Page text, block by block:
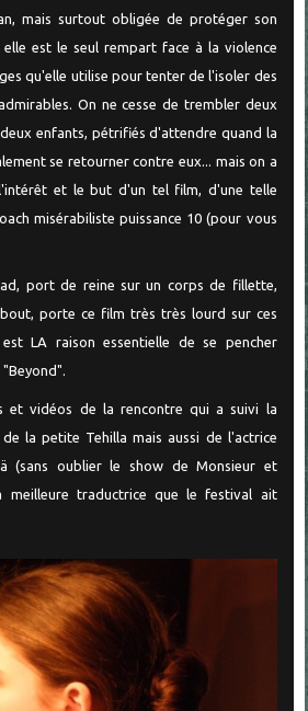
mais surtout obligée de protéger son
est le seul rempart face à la violence
qu'elle utilise pour tenter de l'isoler des
On ne cesse de trembler deux
enfants, pétrifiés d'attendre quand la
se retourner contre eux... mais on a
et le but d'un tel film, d'une telle
misérabiliste puissance 10 (pour vous
port de reine sur un corps de fillette,
porte ce film très très lourd sur ces
est LA raison essentielle de se pencher
et vidéos de la rencontre qui a suivi la
la petite Tehilla mais aussi de l'actrice
(sans oublier le show de Monsieur et
meilleure traductrice que le festival ait